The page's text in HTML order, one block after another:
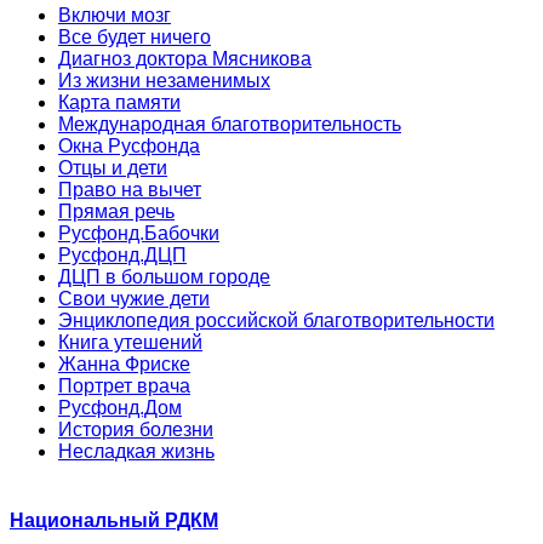
Включи мозг
Все будет ничего
Диагноз доктора Мясникова
Из жизни незаменимых
Карта памяти
Международная благотворительность
Окна Русфонда
Отцы и дети
Право на вычет
Прямая речь
Русфонд.Бабочки
Русфонд.ДЦП
ДЦП в большом городе
Свои чужие дети
Энциклопедия российской благотворительности
Книга утешений
Жанна Фриске
Портрет врача
Русфонд.Дом
История болезни
Несладкая жизнь
Национальный РДКМ